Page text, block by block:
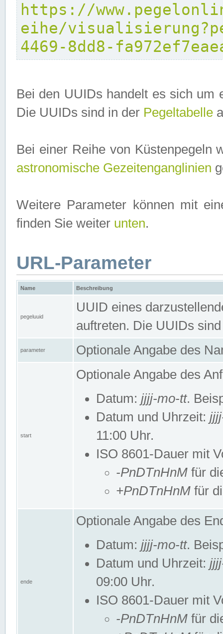
https://
eihe/
4469-8dd8-
Bei den UUIDs handelt es sich um
Die UUIDs sind in der Pegeltabelle
Bei einer Reihe von Küstenpegeln
astronomische Gezeitenganglinien
Weitere Parameter können mit
finden Sie weiter unten.
URL-Parameter
Name Beschreibung
pegeluuid
UUID eines
auftreten. Die UUIDs
parameter Optionale Angabe des
start
Optionale Angabe des
Datum: jjjj-mo-tt.
Datum und Uhrzeit:
11:00 Uhr.
ISO 8601-Dauer mit
-PnDTnHnM für
+PnDTnHnM für
ende
Optionale Angabe des
Datum: jjjj-mo-tt.
Datum und Uhrzeit:
09:00 Uhr.
ISO 8601-Dauer mit
-PnDTnHnM für